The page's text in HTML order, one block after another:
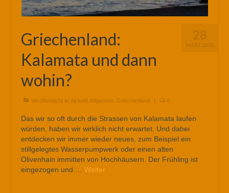
28
MÄRZ 2020
Griechenland:
Kalamata und dann
wohin?
Veröffentlicht in: Aktuell Allgemein Griechenland | 0
Das wir so oft durch die Strassen von Kalamata laufen
würden, haben wir wirklich nicht erwartet. Und dabei
entdecken wir immer wieder neues, zum Beispiel ein
stillgelegtes Wasserpumpwerk oder einen alten
Olivenhain immitten von Hochhäusern. Der Frühling ist
eingezogen und … Weiter